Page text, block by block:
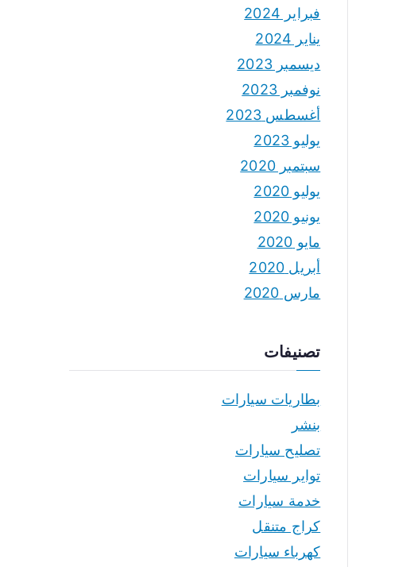
فبراير 2024
يناير 2024
ديسمبر 2023
نوفمبر 2023
أغسطس 2023
يوليو 2023
سبتمبر 2020
يوليو 2020
يونيو 2020
مايو 2020
أبريل 2020
مارس 2020
تصنيفات
بطاريات سيارات
بنشر
تصليح سيارات
تواير سيارات
خدمة سيارات
كراج متنقل
كهرباء سيارات